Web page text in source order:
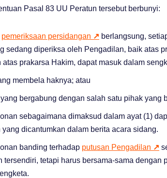
Pasal 83 UU Peratun tersebut berbunyi:
pemeriksaan persidangan ↗ berlangsung,
sedang diperiksa oleh Pengadilan, baik atas
atas prakarsa Hakim, dapat masuk dalam
membela haknya; atau
bergabung dengan salah satu pihak yang
sebagaimana dimaksud dalam ayat (1)
yang dicantumkan dalam berita acara sidang.
banding terhadap putusan Pengadilan ↗
tersendiri, tetapi harus bersama-sama dengan